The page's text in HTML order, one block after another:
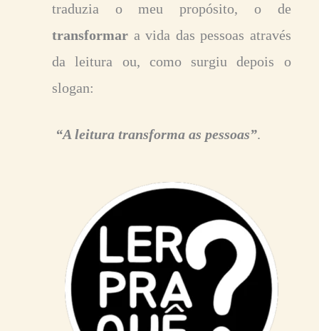
traduzia o meu propósito, o de
transformar a vida das pessoas através
da leitura ou, como surgiu depois o
slogan:
“A leitura transforma as pessoas”.